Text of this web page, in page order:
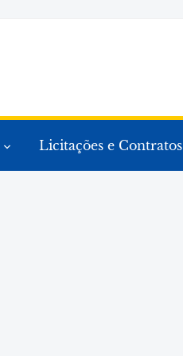
Licitações e Contratos